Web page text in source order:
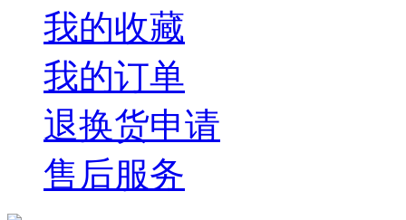
我的收藏
我的订单
退换货申请
售后服务